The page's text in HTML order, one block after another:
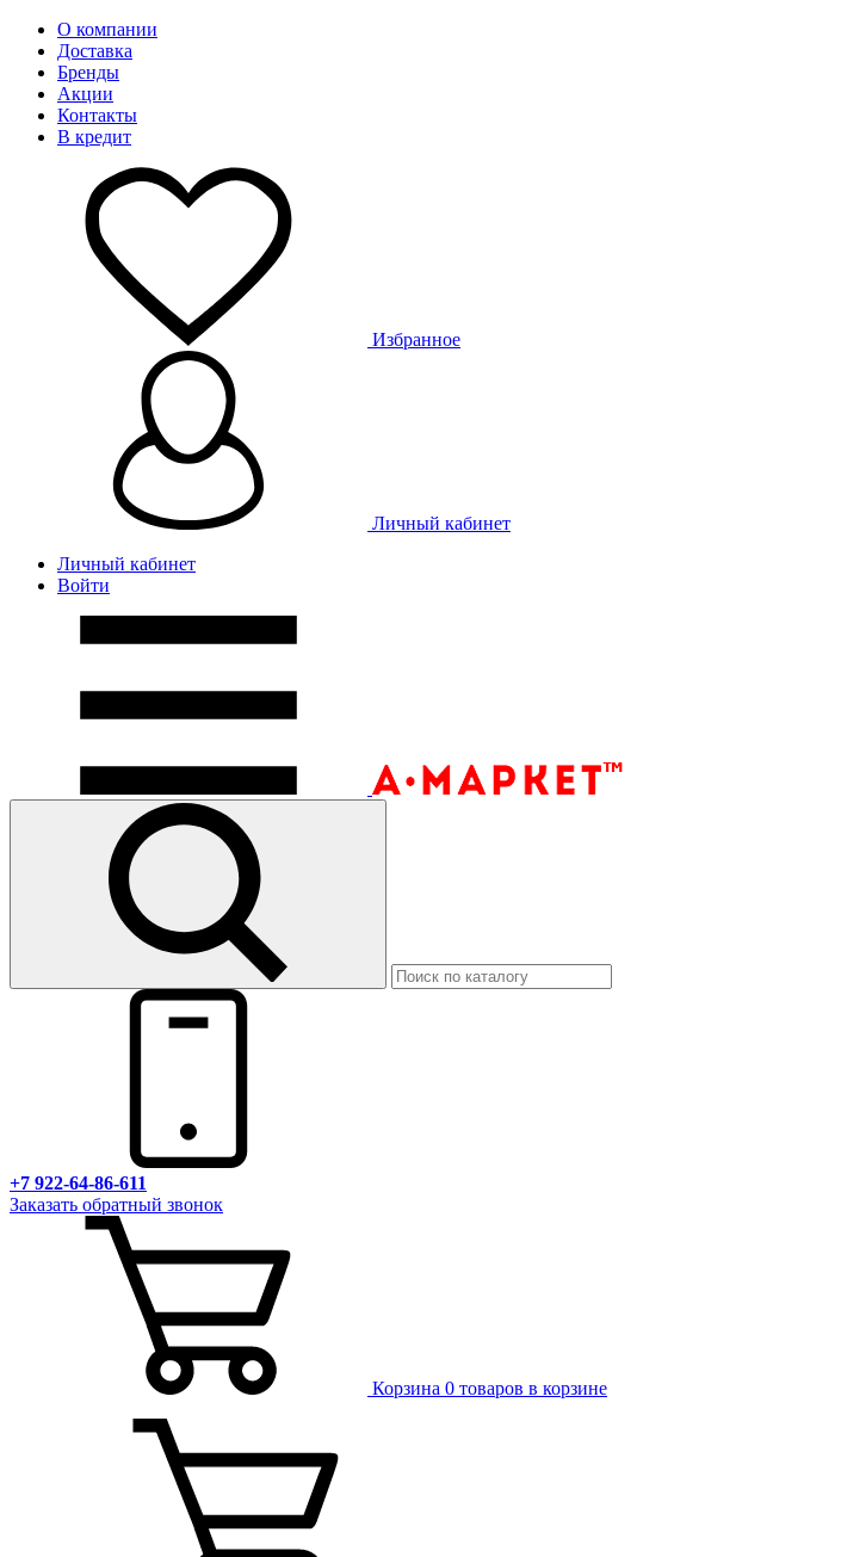
О компании
Доставка
Бренды
Акции
Контакты
В кредит
Избранное
Личный кабинет
Личный кабинет
Войти
+7 922-64-86-611
Заказать обратный звонок
Корзина 0 товаров в корзине